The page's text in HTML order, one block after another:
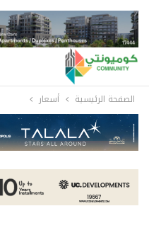
الصفحة الرئيسية أسعار